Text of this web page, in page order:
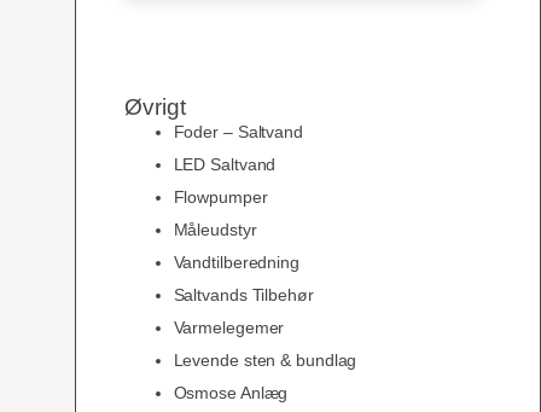
Øvrigt
Foder – Saltvand
LED Saltvand
Flowpumper
Måleudstyr
Vandtilberedning
Saltvands Tilbehør
Varmelegemer
Levende sten & bundlag
Osmose Anlæg